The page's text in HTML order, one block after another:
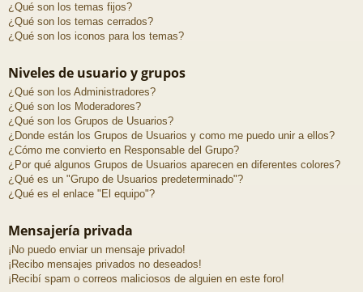
¿Qué son los temas fijos?
¿Qué son los temas cerrados?
¿Qué son los iconos para los temas?
Niveles de usuario y grupos
¿Qué son los Administradores?
¿Qué son los Moderadores?
¿Qué son los Grupos de Usuarios?
¿Donde están los Grupos de Usuarios y como me puedo unir a ellos?
¿Cómo me convierto en Responsable del Grupo?
¿Por qué algunos Grupos de Usuarios aparecen en diferentes colores?
¿Qué es un "Grupo de Usuarios predeterminado"?
¿Qué es el enlace "El equipo"?
Mensajería privada
¡No puedo enviar un mensaje privado!
¡Recibo mensajes privados no deseados!
¡Recibí spam o correos maliciosos de alguien en este foro!